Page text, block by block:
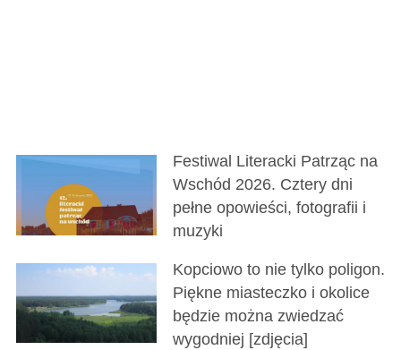
Festiwal Literacki Patrząc na
Wschód 2026. Cztery dni
pełne opowieści, fotografii i
muzyki
Kopciowo to nie tylko poligon.
Piękne miasteczko i okolice
będzie można zwiedzać
wygodniej [zdjęcia]